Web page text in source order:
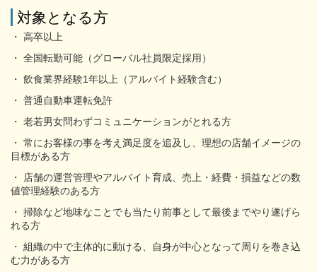
対象となる方
・ 高卒以上
・ 全国転勤可能（グローバル社員限定採用）
・ 飲食業界経験1年以上（アルバイト経験含む）
・ 普通自動車運転免許
・ 老若男女問わずコミュニケーションがとれる方
・ 常にお客様の事を考え満足度を追及し、理想の店舗イメージの
目標がある方
・ 店舗の運営管理やアルバイト育成、売上・経費・損益などの数
値管理経験のある方
・ 掃除など地味なことでも当たり前事として最後までやり遂げら
れる方
・ 組織の中で主体的に動ける、自身が中心となって周りを巻き込
む力がある方